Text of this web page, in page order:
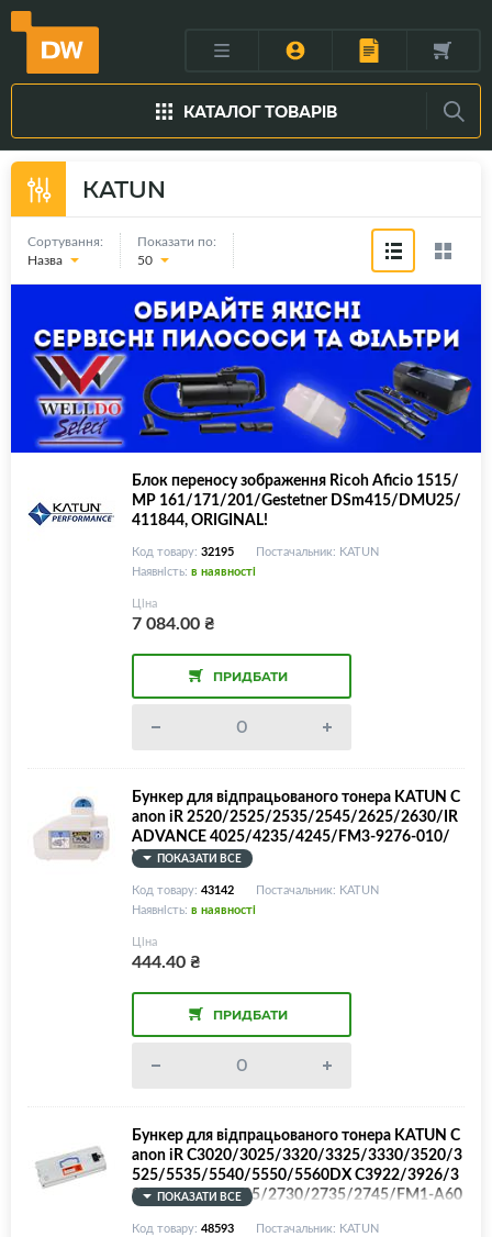
КАТАЛОГ ТОВАРІВ
KATUN
Сортування:
Назва
Показати по:
50
Блок переносу зображення Ricoh Aficio 1515/
MP 161/171/201/Gestetner DSm415/DMU25/
411844, ORIGINAL!
Код товару: 32195
Постачальник: KATUN
Наявність: в наявності
Ціна
7 084.00₴
ПРИДБАТИ
Бункер для відпрацьованого тонера KATUN C
anon iR 2520/2525/2535/2545/2625/2630/IR
ADVANCE 4025/4235/4245/FM3-9276-010/
WT-101
ПОКАЗАТИ ВСЕ
Код товару: 43142
Постачальник: KATUN
Наявність: в наявності
Ціна
444.40₴
ПРИДБАТИ
Бункер для відпрацьованого тонера KATUN C
anon iR C3020/3025/3320/3325/3330/3520/3
525/5535/5540/5550/5560DX C3922/3926/3
930/3935, iR 2725/2730/2735/2745/FM1-A60
6-000/WT-202
ПОКАЗАТИ ВСЕ
Код товару: 48593
Постачальник: KATUN